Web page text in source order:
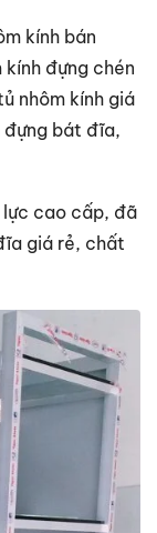
kính bán
đựng chén
nhôm kính giá
đựng bát đĩa,
lực cao cấp, đã
giá rẻ, chất